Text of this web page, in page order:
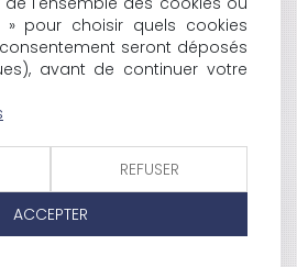
AÉRIENNE BIENTÔT MISES À
PUBLIC
CONTRE L'ORÉAL
QUI AVAIT GIFLÉ UN
LES FERMAGES
SOCIALE ET LA
DE TRAVAIL"...
EN CAS DE DÉMISSION
HEURES VALIDÉE PAR LE CONSEIL
» pour choisir quels cookies
seront déposés
avant de continuer votre
REFUSER
ACCEPTER